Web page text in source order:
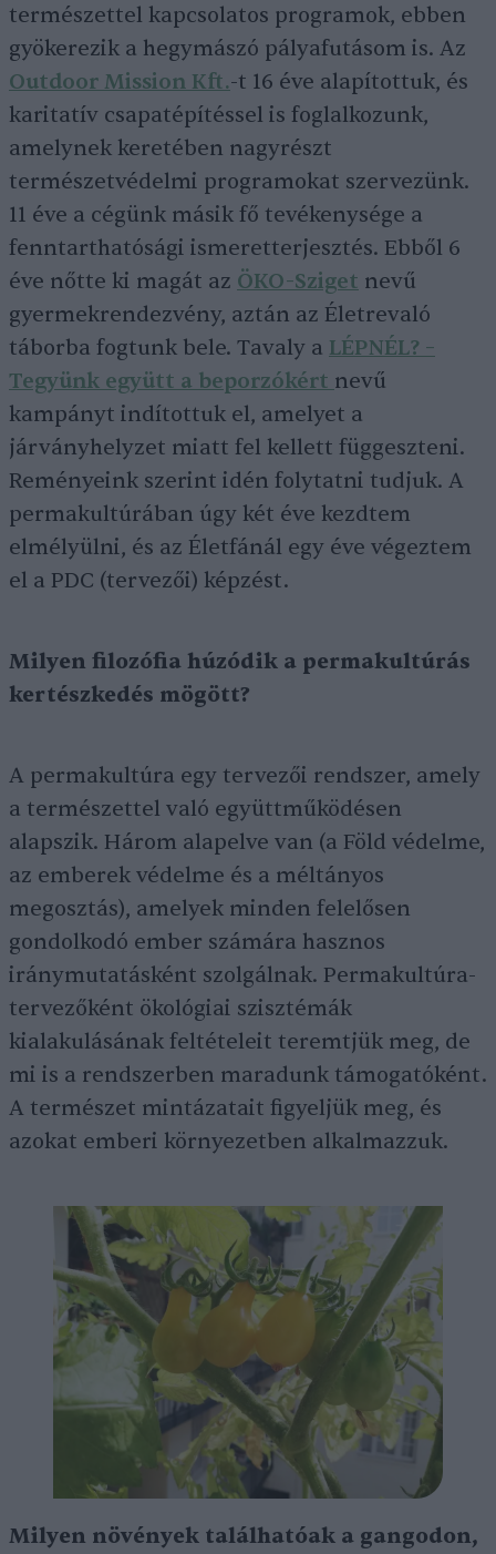
természettel kapcsolatos programok, ebben
gyökerezik a hegymászó pályafutásom is. Az
Outdoor Mission Kft.-t 16 éve alapítottuk, és
karitatív csapatépítéssel is foglalkozunk,
amelynek keretében nagyrészt
természetvédelmi programokat szervezünk.
11 éve a cégünk másik fő tevékenysége a
fenntarthatósági ismeretterjesztés. Ebből 6
éve nőtte ki magát az ÖKO-Sziget nevű
gyermekrendezvény, aztán az Életrevaló
táborba fogtunk bele. Tavaly a LÉPNÉL? –
Tegyünk együtt a beporzókért nevű
kampányt indítottuk el, amelyet a
járványhelyzet miatt fel kellett függeszteni.
Reményeink szerint idén folytatni tudjuk. A
permakultúrában úgy két éve kezdtem
elmélyülni, és az Életfánál egy éve végeztem
el a PDC (tervezői) képzést.
Milyen filozófia húzódik a permakultúrás
kertészkedés mögött?
A permakultúra egy tervezői rendszer, amely
a természettel való együttműködésen
alapszik. Három alapelve van (a Föld védelme,
az emberek védelme és a méltányos
megosztás), amelyek minden felelősen
gondolkodó ember számára hasznos
iránymutatásként szolgálnak. Permakultúra-
tervezőként ökológiai szisztémák
kialakulásának feltételeit teremtjük meg, de
mi is a rendszerben maradunk támogatóként.
A természet mintázatait figyeljük meg, és
azokat emberi környezetben alkalmazzuk.
Milyen növények találhatóak a gangodon,